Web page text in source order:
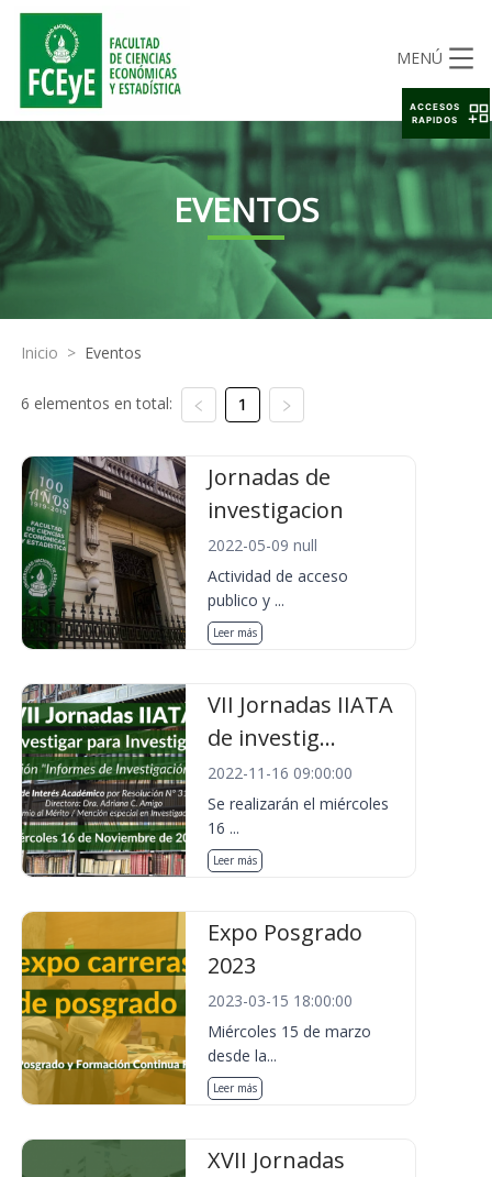
MENÚ
EVENTOS
Inicio > Eventos
6 elementos en total: 1
Jornadas de
investigacion
2022-05-09 null
Actividad de acceso
publico y ...
Leer más
VII Jornadas IIATA
de investig...
2022-11-16 09:00:00
Se realizarán el miércoles
16 ...
Leer más
Expo Posgrado
2023
2023-03-15 18:00:00
Miércoles 15 de marzo
desde la...
Leer más
XVII Jornadas
ACCESOS
RAPIDOS